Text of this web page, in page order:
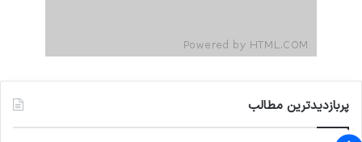
پربازدیدترین مطالب